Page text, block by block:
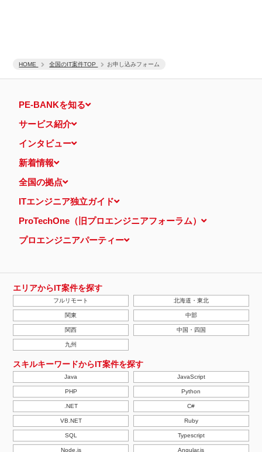
HOME 全国のIT案件TOP お申し込みフォーム
的の通知・開示・内容の訂正・追加または削除・利用の停止・消去
認定個人情報保護団体の名称および、苦情の解決の申出先
一般社団法人日本個人情報管理協会（JAPiCO）
相談・苦情受付窓口
ル泉岳寺前
本人が容易に認識できない方法による個人情報の取得
当ウェブサイトでは、広告配信事業者が提供するプログラムを利用
し、特定のサイトにおいて行動ターゲティング広告（サイト閲覧情
報などをもとにユーザーの興味・関心にあわせて広告を配信する広
告手法）を行っております。 その際、ユーザーのサイト訪問履歴
情報を採取するためCookieを使用しています（ただし、個人を特
定・識別できるような情報は一切含まれておりません）。
正、その他個人情報の安全管理のために必要かつ適切な措置を講じ
ます。
当社の個人情報の取扱いに関する苦情、相談等の問合せ先
株式会社ＰＥ－ＢＡＮＫ 個人情報相談窓口
FAX：03-3446-4180
Email：privacy@mcea.co.jp
【2019年10月7日 改訂】
PE-BANKを知る
サービス紹介
インタビュー
新着情報
全国の拠点
ITエンジニア独立ガイド
ProTechOne（旧プロエンジニアフォーラム）
プロエンジニアパーティー
エリアからIT案件を探す
フルリモート 北海道・東北
関東 中部
関西 中国・四国
九州
スキルキーワードからIT案件を探す
Java JavaScript
PHP Python
.NET C#
VB.NET Ruby
SQL Typescript
Node.js Angular.js